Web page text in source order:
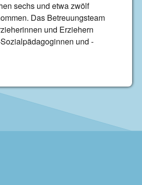
sechs und etwa zwölf
Das Betreuungsteam
und Erziehern
und -